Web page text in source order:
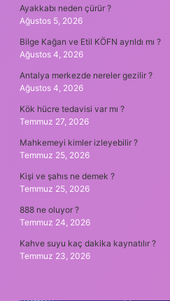
Ayakkabı neden çürür ?
Ağustos 5, 2026
Bilge Kağan ve Etil KÖFN ayrıldı mı ?
Ağustos 4, 2026
Antalya merkezde nereler gezilir ?
Ağustos 4, 2026
Kök hücre tedavisi var mı ?
Temmuz 27, 2026
Mahkemeyi kimler izleyebilir ?
Temmuz 25, 2026
Kişi ve şahıs ne demek ?
Temmuz 25, 2026
888 ne oluyor ?
Temmuz 24, 2026
Kahve suyu kaç dakika kaynatılır ?
Temmuz 23, 2026